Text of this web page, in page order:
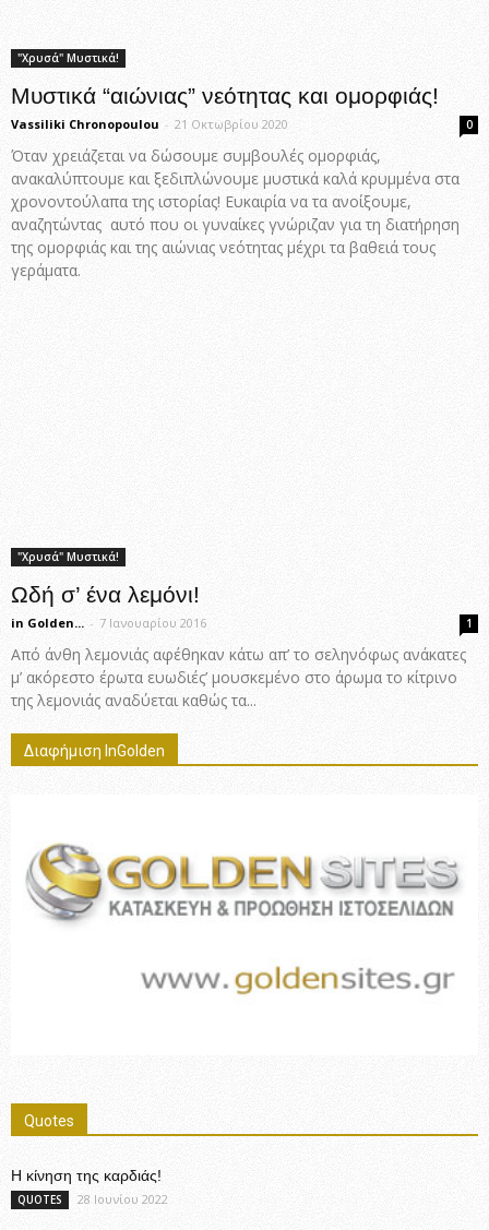
"Χρυσά" Μυστικά!
Μυστικά “αιώνιας” νεότητας και ομορφιάς!
Vassiliki Chronopoulou - 21 Οκτωβρίου 2020 0
Όταν χρειάζεται να δώσουμε συμβουλές ομορφιάς,
ανακαλύπτουμε και ξεδιπλώνουμε μυστικά καλά κρυμμένα στα
χρονοντούλαπα της ιστορίας! Ευκαιρία να τα ανοίξουμε,
αναζητώντας αυτό που οι γυναίκες γνώριζαν για τη διατήρηση
της ομορφιάς και της αιώνιας νεότητας μέχρι τα βαθειά τους
γεράματα.
"Χρυσά" Μυστικά!
Ωδή σ’ ένα λεμόνι!
in Golden... - 7 Ιανουαρίου 2016 1
Από άνθη λεμονιάς αφέθηκαν κάτω απ’ το σεληνόφως ανάκατες
μ’ ακόρεστο έρωτα ευωδιές’ μουσκεμένο στο άρωμα το κίτρινο
της λεμονιάς αναδύεται καθώς τα...
Διαφήμιση InGolden
Quotes
Η κίνηση της καρδιάς!
QUOTES 28 Ιουνίου 2022